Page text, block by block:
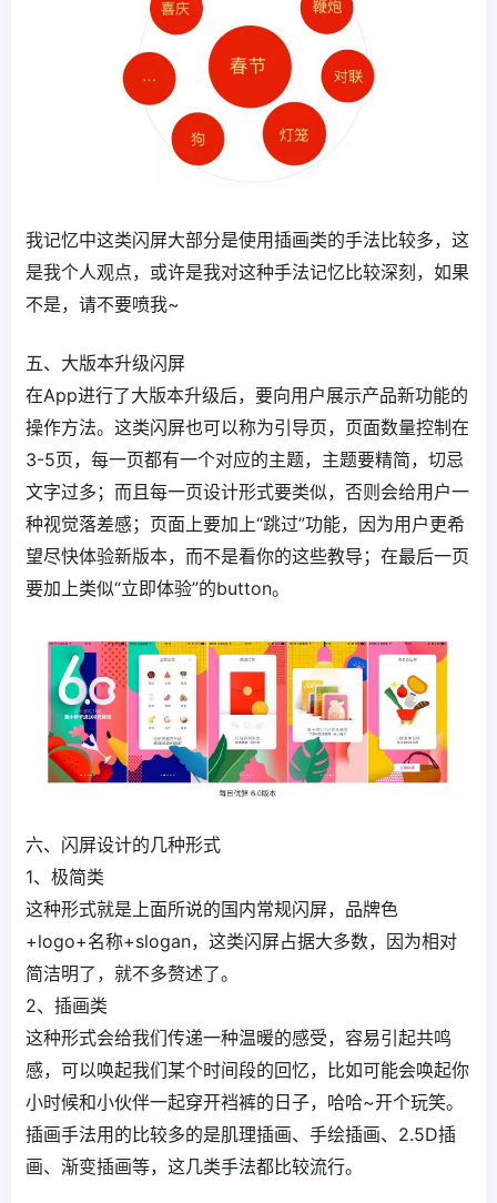
我记忆中这类闪屏大部分是使用插画类的手法比较多，这
是我个人观点，或许是我对这种手法记忆比较深刻，如果
不是，请不要喷我~
五、大版本升级闪屏
在App进行了大版本升级后，要向用户展示产品新功能的
操作方法。这类闪屏也可以称为引导页，页面数量控制在
3-5页，每一页都有一个对应的主题，主题要精简，切忌
文字过多；而且每一页设计形式要类似，否则会给用户一
种视觉落差感；页面上要加上“跳过”功能，因为用户更希
望尽快体验新版本，而不是看你的这些教导；在最后一页
要加上类似“立即体验”的button。
六、闪屏设计的几种形式
1、极简类
这种形式就是上面所说的国内常规闪屏，品牌色
+logo+名称+slogan，这类闪屏占据大多数，因为相对
简洁明了，就不多赘述了。
2、插画类
这种形式会给我们传递一种温暖的感受，容易引起共鸣
感，可以唤起我们某个时间段的回忆，比如可能会唤起你
小时候和小伙伴一起穿开裆裤的日子，哈哈~开个玩笑。
插画手法用的比较多的是肌理插画、手绘插画、2.5D插
画、渐变插画等，这几类手法都比较流行。